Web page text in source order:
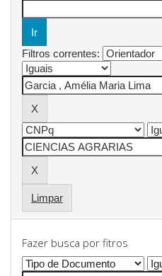
Filtros correntes:
Limpar
Fazer busca por fitros